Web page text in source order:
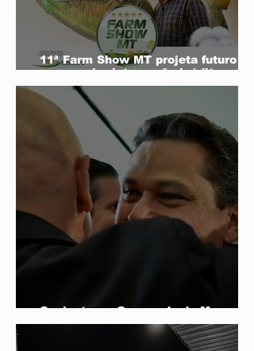
11ª Farm Show MT projeta futuro do
agro e mira integração inédita com a
sociedade
Conjuntura - O segredo de Moraes,
Lula e Alcolumbre